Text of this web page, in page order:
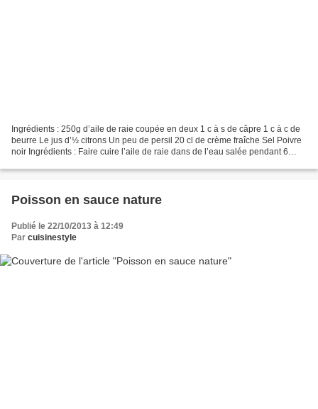
Ingrédients : 250g d’aile de raie coupée en deux 1 c à s de câpre 1 c à c de
beurre Le jus d’½ citrons Un peu de persil 20 cl de crème fraîche Sel Poivre
noir Ingrédients : Faire cuire l’aile de raie dans de l’eau salée pendant 6
Poisson en sauce nature
Publié le 22/10/2013 à 12:49
Par cuisinestyle